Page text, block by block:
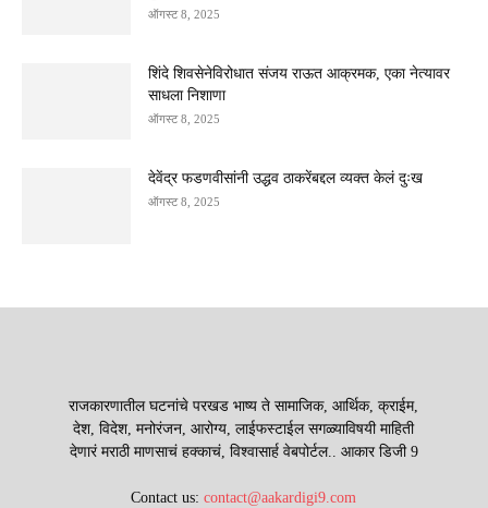
ऑगस्ट 8, 2025
शिंदे शिवसेनेविरोधात संजय राऊत आक्रमक, एका नेत्यावर
साधला निशाणा
ऑगस्ट 8, 2025
देवेंद्र फडणवीसांनी उद्धव ठाकरेंबद्दल व्यक्त केलं दुःख
ऑगस्ट 8, 2025
राजकारणातील घटनांचे परखड भाष्य ते सामाजिक, आर्थिक, क्राईम,
देश, विदेश, मनोरंजन, आरोग्य, लाईफस्टाईल सगळ्याविषयी माहिती
देणारं मराठी माणसाचं हक्काचं, विश्वासार्ह वेबपोर्टल.. आकार डिजी 9
Contact us:contact@aakardigi9.com